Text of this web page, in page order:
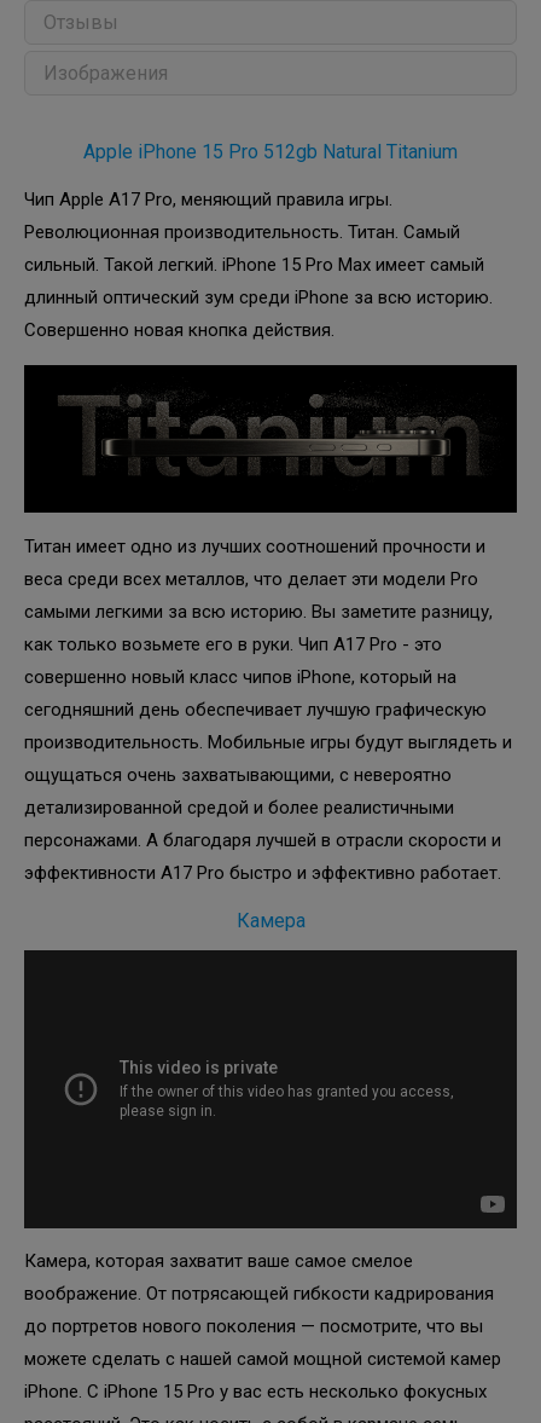
Отзывы
Изображения
Apple iPhone 15 Pro 512gb Natural Titanium
Чип Apple A17 Pro, меняющий правила игры.
Революционная производительность. Титан. Самый
сильный. Такой легкий. iPhone 15 Pro Max имеет самый
длинный оптический зум среди iPhone за всю историю.
Совершенно новая кнопка действия.
Титан имеет одно из лучших соотношений прочности и
веса среди всех металлов, что делает эти модели Pro
самыми легкими за всю историю. Вы заметите разницу,
как только возьмете его в руки. Чип A17 Pro - это
совершенно новый класс чипов iPhone, который на
сегодняшний день обеспечивает лучшую графическую
производительность. Мобильные игры будут выглядеть и
ощущаться очень захватывающими, с невероятно
детализированной средой и более реалистичными
персонажами. А благодаря лучшей в отрасли скорости и
эффективности A17 Pro быстро и эффективно работает.
Камера
Камера, которая захватит ваше самое смелое
воображение. От потрясающей гибкости кадрирования
до портретов нового поколения — посмотрите, что вы
можете сделать с нашей самой мощной системой камер
iPhone. С iPhone 15 Pro у вас есть несколько фокусных